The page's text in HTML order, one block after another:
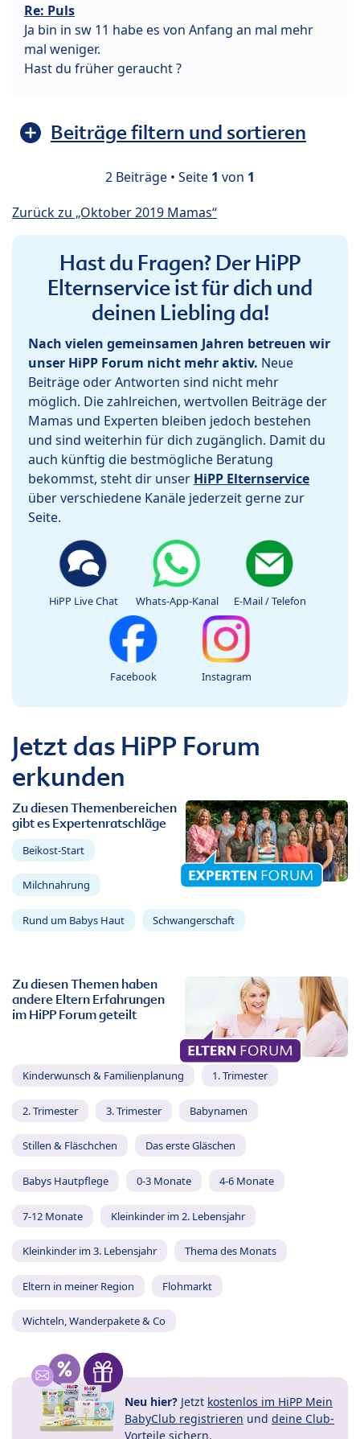
Re: Puls
Ja bin in sw 11 habe es von Anfang an mal mehr
mal weniger.
Hast du früher geraucht ?
Beiträge filtern und sortieren
2 Beiträge • Seite 1 von 1
Zurück zu „Oktober 2019 Mamas“
Hast du Fragen? Der HiPP
Elternservice ist für dich und
deinen Liebling da!
Nach vielen gemeinsamen Jahren betreuen wir
unser HiPP Forum nicht mehr aktiv. Neue
Beiträge oder Antworten sind nicht mehr
möglich. Die zahlreichen, wertvollen Beiträge der
Mamas und Experten bleiben jedoch bestehen
und sind weiterhin für dich zugänglich. Damit du
auch künftig die bestmögliche Beratung
bekommst, steht dir unser HiPP Elternservice
über verschiedene Kanäle jederzeit gerne zur
Seite.
HiPP Live Chat Whats-App-Kanal E-Mail / Telefon
Facebook Instagram
Jetzt das HiPP Forum
erkunden
Zu diesen Themenbereichen
gibt es Expertenratschläge
Beikost-Start
Milchnahrung
Rund um Babys Haut Schwangerschaft
Zu diesen Themen haben
andere Eltern Erfahrungen
im HiPP Forum geteilt
Kinderwunsch & Familienplanung 1. Trimester
2. Trimester 3. Trimester Babynamen
Stillen & Fläschchen Das erste Gläschen
Babys Hautpflege 0-3 Monate 4-6 Monate
7-12 Monate Kleinkinder im 2. Lebensjahr
Kleinkinder im 3. Lebensjahr Thema des Monats
Eltern in meiner Region Flohmarkt
Wichteln, Wanderpakete & Co
Neu hier? Jetzt kostenlos im HiPP Mein
BabyClub registrieren und deine Club-
Vorteile sichern.